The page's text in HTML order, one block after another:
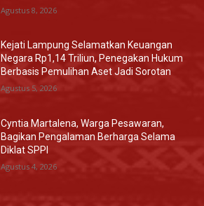
Agustus 8, 2026
Kejati Lampung Selamatkan Keuangan
Negara Rp1,14 Triliun, Penegakan Hukum
Berbasis Pemulihan Aset Jadi Sorotan
Agustus 5, 2026
Cyntia Martalena, Warga Pesawaran,
Bagikan Pengalaman Berharga Selama
Diklat SPPI
Agustus 4, 2026